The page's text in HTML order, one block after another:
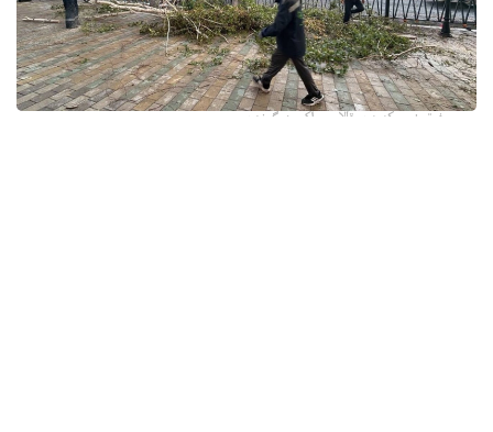
فوتو: وسكەمەن قالاسى اكىمدىگىنەن